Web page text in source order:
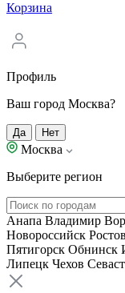
Корзина
Профиль
Ваш город Москва?
Да Нет
Москва
Выберите регион
Анапа Владимир
Новороссийск Ростов
Пятигорск Обнинск
Липецк Чехов